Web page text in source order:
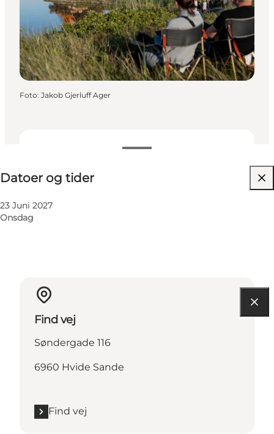
Datoer og tider
23 Juni 2027
Onsdag
Besøg hjemmeside
Foto: Jakob Gjerluff Ager
Find vej
Søndergade 116
6960 Hvide Sande
Find vej